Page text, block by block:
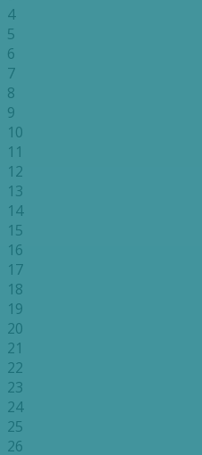
4
5
6
7
8
9
10
11
12
13
14
15
16
17
18
19
20
21
22
23
24
25
26